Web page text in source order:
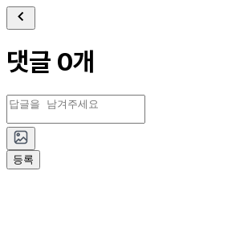
댓글 0개
등록